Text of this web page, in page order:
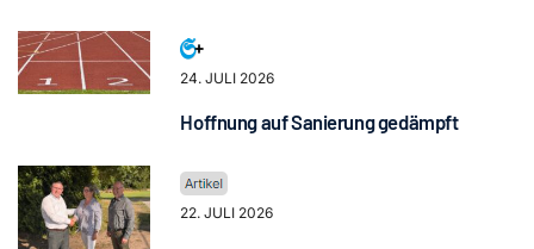
24. JULI 2026
Hoffnung auf Sanierung gedämpft
22. JULI 2026